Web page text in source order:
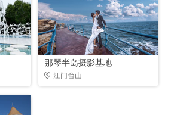
那琴半岛摄影基地
江门台山